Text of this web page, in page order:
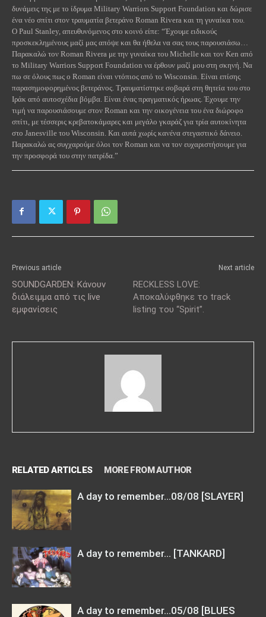
δυνάμεις της με το ίδρυμα Military Warriors Support Foundation και δώρισε
ένα νέο σπίτι στον τραυματία βετεράνο Roman Rivera και τη γυναίκα του.
O Paul Stanley, απευθυνόμενος στο κοινό είπε: “Έχουμε ειδικούς
προσκεκλημένους μαζί μας απόψε και θα ήθελα να σας τους παρουσιάσω…
Παρακαλώ τον Roman Rivera με την γυναίκα του Michelle και τον Ken από
το Military Warriors Support Foundation να έρθουν μαζί μου στη σκηνή. Να
πω σε όλους πως ο Roman είναι ντόπιος από το Wisconsin. Είναι επίσης
παρασημοφορημένος βετεράνος. Τραυματίστηκε σοβαρά στη θητεία του στο
Ιράκ από αυτοσχέδια βόμβα. Είναι ένας πραγματικός ήρωας. Έχουμε την
τιμή να παρουσιάσουμε στον Roman και την οικογένεια του ένα διώροφο
σπίτι, με τέσσερις κρεβατοκάμαρες και μεγάλο γκαράζ για τρία αυτοκίνητα
στο Janesville του Wisconsin. Και αυτά χωρίς κανένα στεγαστικό δάνειο.
Παρακαλώ ας συγχαρούμε όλοι τον Roman και να τον ευχαριστήσουμε για
την προσφορά του στην πατρίδα.”
Previous article
SOUNDGARDEN: Κάνουν
διάλειμμα από τις live
εμφανίσεις
Next article
RECKLESS LOVE:
Αποκαλύφθηκε το track
listing του “Spirit”.
RELATED ARTICLES MORE FROM AUTHOR
A day to remember…08/08 [SLAYER]
A day to remember… [TANKARD]
A day to remember…05/08 [BLUES